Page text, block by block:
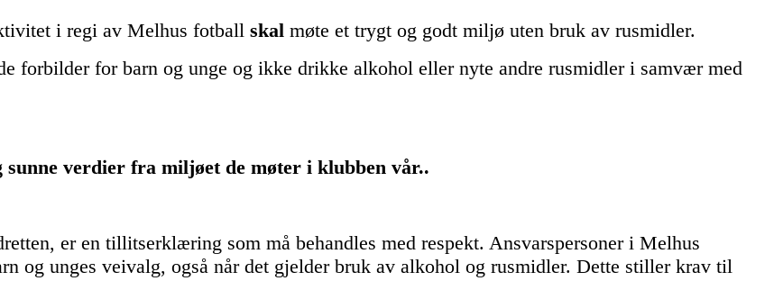
i regi av Melhus fotball skal møte et trygt og godt miljø uten bruk av rusmidler.
forbilder for barn og unge og ikke drikke alkohol eller nyte andre rusmidler i samvær med
sunne verdier fra miljøet de møter i klubben vår..
er en tillitserklæring som må behandles med respekt. Ansvarspersoner i Melhus
og unges veivalg, også når det gjelder bruk av alkohol og rusmidler. Dette stiller krav til